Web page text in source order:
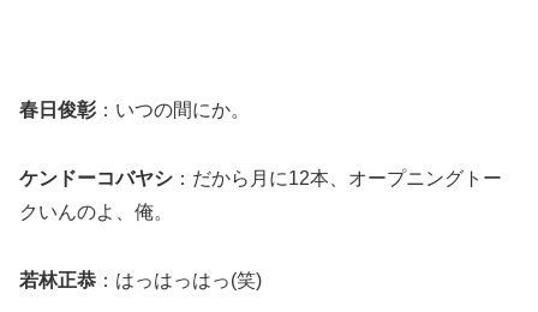
春日俊彰 ：いつの間にか。
ケンドーコバヤシ ：だから月に12本、オープニングトー
クいんのよ、俺。
若林正恭 ：はっはっはっ(笑)